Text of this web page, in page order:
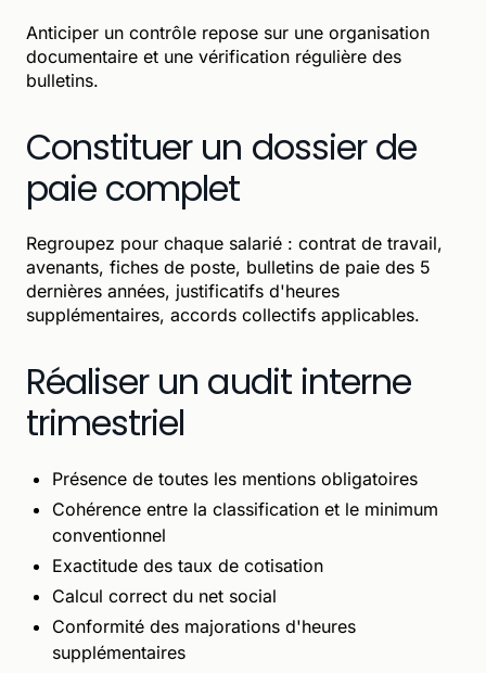
Anticiper un contrôle repose sur une organisation
documentaire et une vérification régulière des
bulletins.
Constituer un dossier de
paie complet
Regroupez pour chaque salarié : contrat de travail,
avenants, fiches de poste, bulletins de paie des 5
dernières années, justificatifs d'heures
supplémentaires, accords collectifs applicables.
Réaliser un audit interne
trimestriel
Présence de toutes les mentions obligatoires
Cohérence entre la classification et le minimum
conventionnel
Exactitude des taux de cotisation
Calcul correct du net social
Conformité des majorations d'heures
supplémentaires